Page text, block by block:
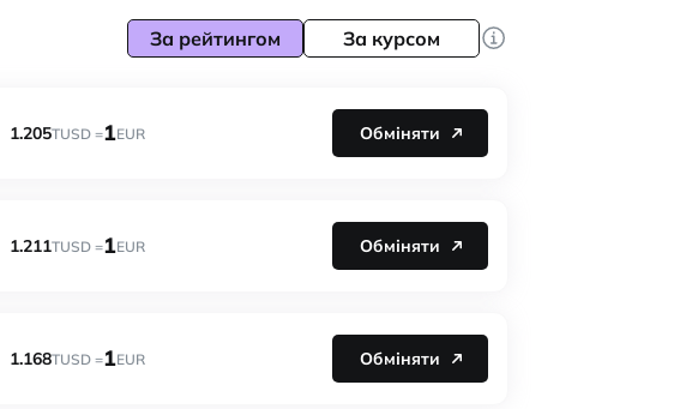
За рейтингом За курсом
1.205TUSD =1EUR Обміняти
1.211TUSD =1EUR Обміняти
1.168TUSD =1EUR Обміняти